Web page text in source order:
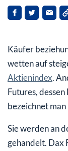
Dax Future:
Erfüllung
Käufer
wetten auf
Aktienindex.
Futures,
bezeichnet
Sie werden an
gehandelt. Dax